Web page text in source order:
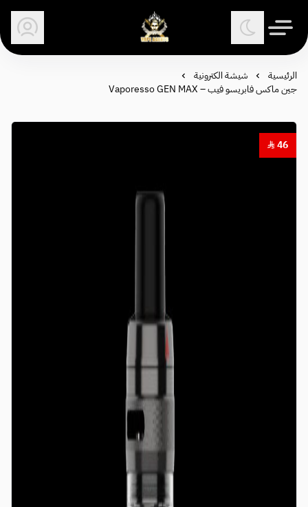
وكلاء الفيب - معتمد في
الرئيسية
شيشة الكترونية
جين ماكس فابريسو فيب – Vaporesso GEN MAX
46